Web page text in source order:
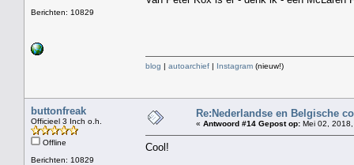
Berichten: 10829
blog | autoarchief | Instagram (nieuw!)
buttonfreak
Officieel 3 Inch o.h.
Offline
Berichten: 10829
Re:Nederlandse en Belgische
« Antwoord #14 Gepost op: Mei 02,
Cool!